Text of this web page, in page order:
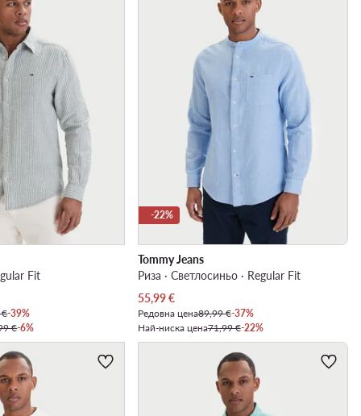
Fit
€-39%
€-6%
-22%
Tommy Jeans
Риза · Светлосиньо · Regular Fit
Актуална цена
55,99€
Редовна цена89,99 €-37%
Най-ниска цена71,99 €-22%